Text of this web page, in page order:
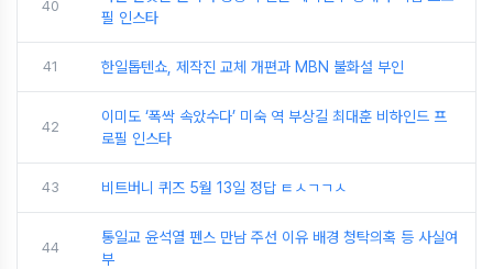
40
필 인스타
41 한일톱텐쇼, 제작진 교체 개편과 MBN 불화설 부인
42
이미도 ‘폭싹 속았수다’ 미숙 역 부상길 최대훈 비하인드 프
로필 인스타
43 비트버니 퀴즈 5월 13일 정답 ㅌㅅㄱㄱㅅ
44
통일교 윤석열 펜스 만남 주선 이유 배경 청탁의혹 등 사실여
부